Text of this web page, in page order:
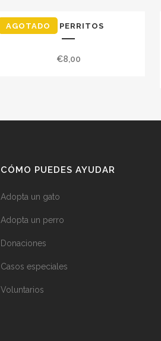
AGOTADOTAZA PERRITOS
€8,00
CÓMO PUEDES AYUDAR
Adopta un gato
Adopta un perro
Donaciones
Casos especiales
Voluntarios